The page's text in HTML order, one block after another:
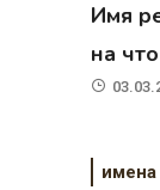
Имя
на